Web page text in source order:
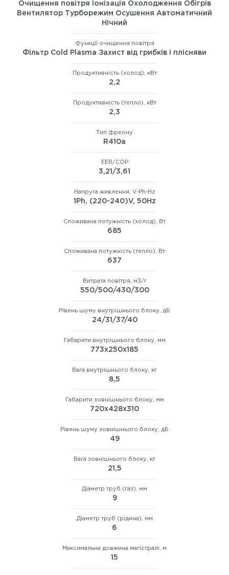
Очищення повiтря Іонізація Охолодження Обігрів
Вентилятор Турборежим Осушення Автоматичний
Нічний
Функції очищення повітря
Фільтр Cold Plasma Захист від грибків і плісняви
Продуктивність (холод), кВт
2,2
Продуктивність (тепло), кВт
2,3
Тип фреону
R410а
EER/COP
3,21/3,61
Напруга живлення, V-Ph-Hz
1Ph, (220-240)V, 50Hz
Споживана потужність (холод), Вт
685
Споживана потужність (тепло), Вт
637
Витрата повітря, м3/г
550/500/430/300
Рівень шуму внутрішнього блоку, дБ
24/31/37/40
Габарити внутрішнього блоку, мм
773x250x185
Вага внутрішнього блоку, кг
8,5
Габарити зовнішнього блоку, мм
720x428x310
Рівень шуму зовнішнього блоку, дБ
49
Вага зовнішнього блоку, кг
21,5
Діаметр труб (газ), мм
9
Діаметр труб (рідина), мм
6
Максимальна довжина магістралі, м
15